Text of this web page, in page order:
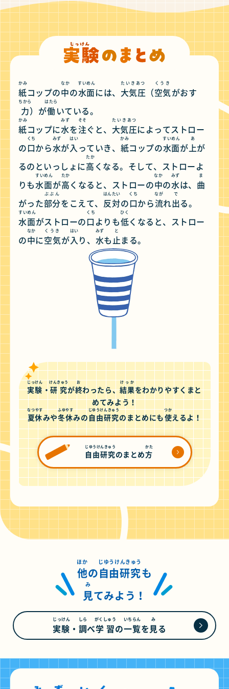
紙
かみ
コップの中
なか
の水面
すいめん
には、 大気圧
たいきあつ
（空気
くうき
がおす
力
ちから
）が働
はたら
いている。
紙
かみ
コップに水
みず
を注
そそ
ぐと、 大気圧
たいきあつ
によってストロー
の口
くち
から水
みず
が入
はい
っていき、 紙
かみ
コップの水面
すいめん
が 上
あ
が
るのといっしょに高
たか
くなる。そして、ストローよ
りも水面
すいめん
が高
たか
くなると、ストローの中
なか
の水
みず
は、 曲
ま
がった部分
ぶぶん
をこえて、 反対
はんたい
の口
くち
から流
なが
れ出
で
る。
水面
すいめん
がストローの口
くち
よりも低
ひく
くなると、ストロー
の中
なか
に空気
くうき
が入
はい
り、 水
みず
も 止
と
まる。
実験
じっけん
・研究
けんきゅう
が終
お
わったら、結果
けっか
をわかりやすくまと
めてみよう！
夏休
なつやす
みや冬休
ふゆやす
みの自由研究
じゆうけんきゅう
のまとめにも使
つか
えるよ！
自由研究
じゆうけんきゅう
のまとめ方
かた
他
ほか
の自由研究
じゆうけんきゅう
も
見
み
てみよう！
実験
じっけん
・ 調
しら
べ学習
がくしゅう
の一覧
いちらん
を見
み
る